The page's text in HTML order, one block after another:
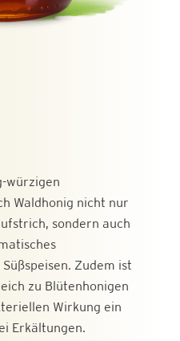
würzigen
Waldhonig nicht nur
sondern auch
Zudem ist
zu Blütenhonigen
Wirkung ein
Erkältungen.